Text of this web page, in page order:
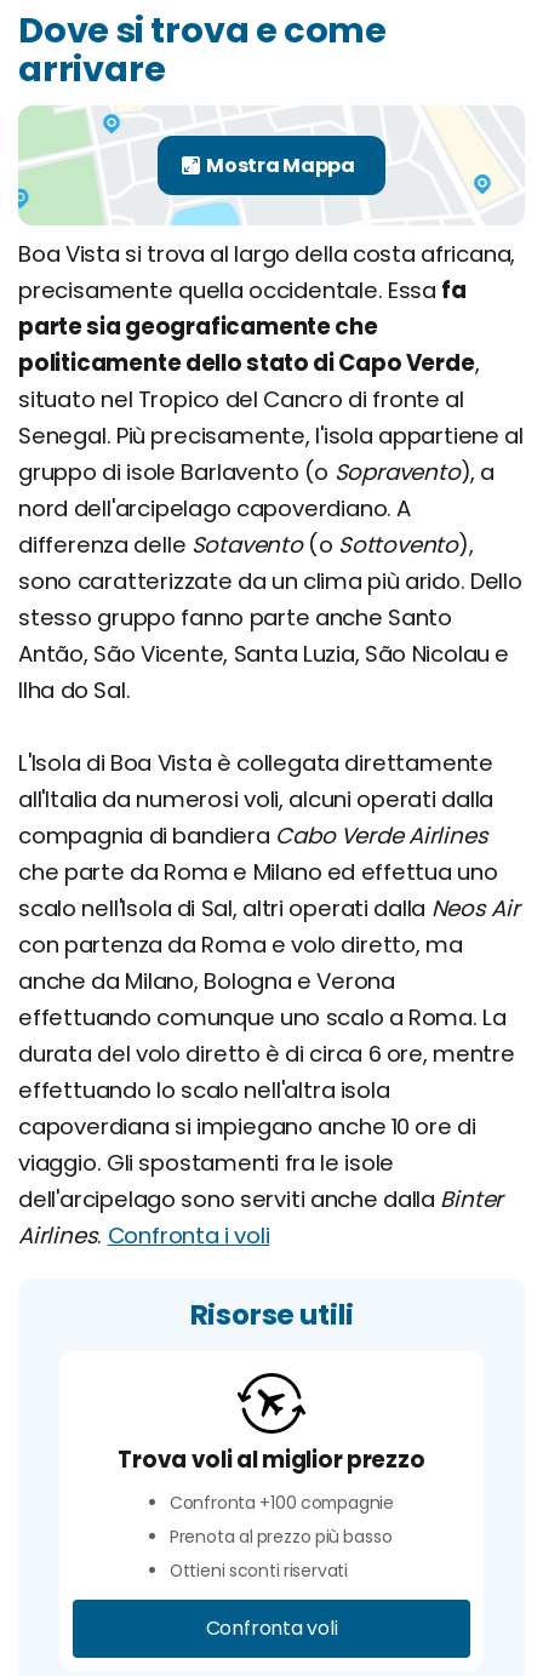
Dove si trova e come
arrivare
Boa Vista si trova al largo della costa africana,
precisamente quella occidentale. Essa fa
parte sia geograficamente che
politicamente dello stato di Capo Verde,
situato nel Tropico del Cancro di fronte al
Senegal. Più precisamente, l'isola appartiene al
gruppo di isole Barlavento (o Sopravento), a
nord dell'arcipelago capoverdiano. A
differenza delle Sotavento(o Sottovento),
sono caratterizzate da un clima più arido. Dello
stesso gruppo fanno parte anche Santo
Antão, São Vicente, Santa Luzia, São Nicolau e
Ilha do Sal.
L'Isola di Boa Vista è collegata direttamente
all'Italia da numerosi voli, alcuni operati dalla
compagnia di bandiera Cabo Verde Airlines
che parte da Roma e Milano ed effettua uno
scalo nell'Isola di Sal, altri operati dalla Neos Air
con partenza da Roma e volo diretto, ma
anche da Milano, Bologna e Verona
effettuando comunque uno scalo a Roma. La
durata del volo diretto è di circa 6 ore, mentre
effettuando lo scalo nell'altra isola
capoverdiana si impiegano anche 10 ore di
viaggio. Gli spostamenti fra le isole
dell'arcipelago sono serviti anche dalla Binter
Airlines. Confronta i voli
Risorse utili
Trova voli al miglior prezzo
Confronta +100 compagnie
Prenota al prezzo più basso
Ottieni sconti riservati
Confronta voli